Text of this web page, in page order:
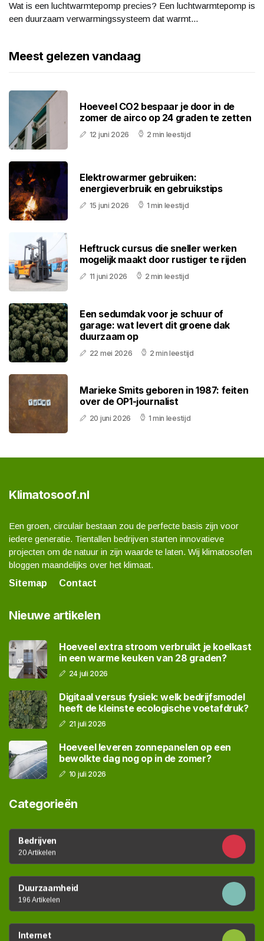
Wat is een luchtwarmtepomp precies? Een luchtwarmtepomp is
een duurzaam verwarmingssysteem dat warmt...
Meest gelezen vandaag
Hoeveel CO2 bespaar je door in de
zomer de airco op 24 graden te zetten
12 juni 2026 2 min leestijd
Elektrowarmer gebruiken:
energieverbruik en gebruikstips
15 juni 2026 1 min leestijd
Heftruck cursus die sneller werken
mogelijk maakt door rustiger te rijden
11 juni 2026 2 min leestijd
Een sedumdak voor je schuur of
garage: wat levert dit groene dak
duurzaam op
22 mei 2026 2 min leestijd
Marieke Smits geboren in 1987: feiten
over de OP1-journalist
20 juni 2026 1 min leestijd
Klimatosoof.nl
Een groen, circulair bestaan zou de perfecte basis zijn voor
iedere generatie. Tientallen bedrijven starten innovatieve
projecten om de natuur in zijn waarde te laten. Wij klimatosofen
bloggen maandelijks over het klimaat.
Sitemap
Contact
Nieuwe artikelen
Hoeveel extra stroom verbruikt je koelkast
in een warme keuken van 28 graden?
24 juli 2026
Digitaal versus fysiek: welk bedrijfsmodel
heeft de kleinste ecologische voetafdruk?
21 juli 2026
Hoeveel leveren zonnepanelen op een
bewolkte dag nog op in de zomer?
10 juli 2026
Categorieën
Bedrijven
20 Artikelen
Duurzaamheid
196 Artikelen
Internet